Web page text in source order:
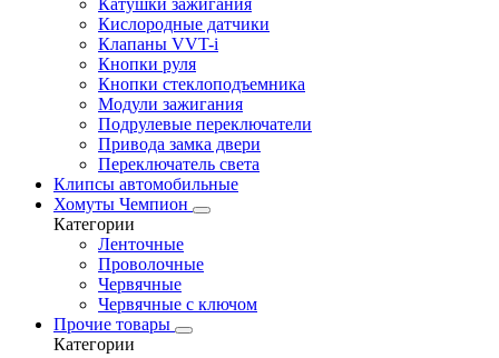
Катушки зажигания
Кислородные датчики
Клапаны VVT-i
Кнопки руля
Кнопки стеклоподъемника
Модули зажигания
Подрулевые переключатели
Привода замка двери
Переключатель света
Клипсы автомобильные
Хомуты Чемпион
Категории
Ленточные
Проволочные
Червячные
Червячные с ключом
Прочие товары
Категории